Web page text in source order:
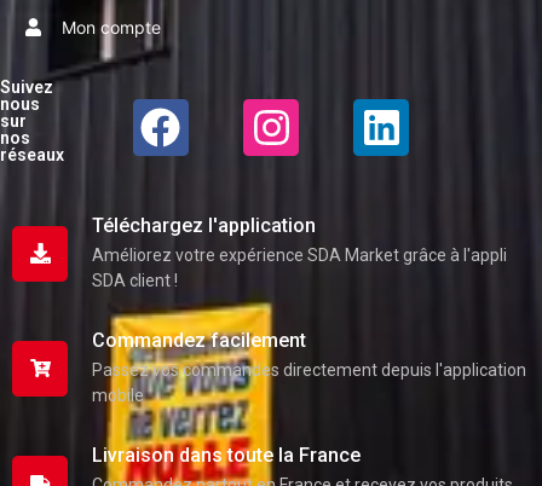
Mon compte
Téléchargez l'application
Améliorez votre expérience SDA Market grâce à l'appli
SDA client !
Commandez facilement
Passez vos commandes directement depuis l'application
mobile
Livraison dans toute la France
Suivez
nous
sur
nos
réseaux